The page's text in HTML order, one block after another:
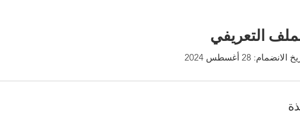
التعريفي
الانضمام: 28 أغسطس 2024